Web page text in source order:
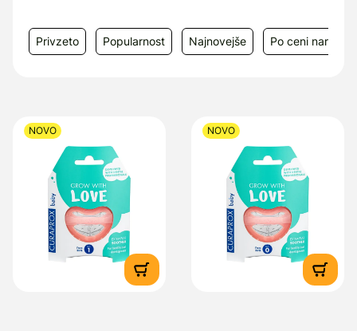
Privzeto Popularnost Najnovejše Po ceni
NOVO NOVO